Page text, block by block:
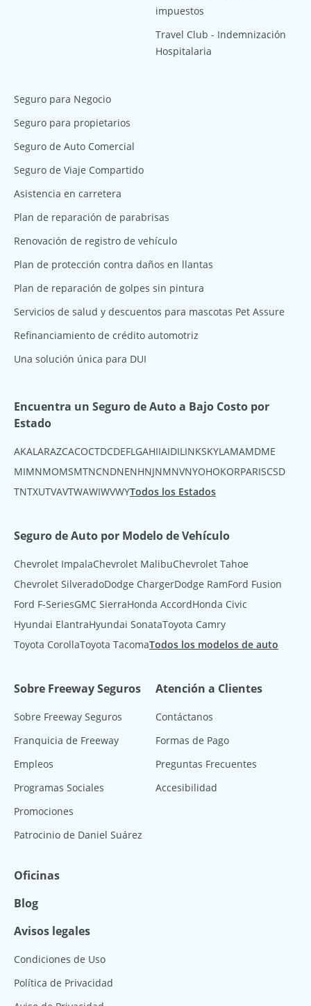
impuestos
Travel Club - Indemnización
Hospitalaria
Seguro para Negocio
Seguro para propietarios
Seguro de Auto Comercial
Seguro de Viaje Compartido
Asistencia en carretera
Plan de reparación de parabrisas
Renovación de registro de vehículo
Plan de protección contra daños en llantas
Plan de reparación de golpes sin pintura
Servicios de salud y descuentos para mascotas Pet Assure
Refinanciamiento de crédito automotriz
Una solución única para DUI
Encuentra un Seguro de Auto a Bajo Costo por
Estado
AKAL ARAZCACOCTDCDEFL GAHIIAIDIL INKSKYLAMAMDME
MIMNMOMSMTNCNDNENHNJNMNVNYOHOKORPARISCSD
TNTXUTVAVTWAWIWVWYTodos los Estados
Seguro de Auto por Modelo de Vehículo
Chevrolet ImpalaChevrolet MalibuChevrolet Tahoe
Chevrolet SilveradoDodge ChargerDodge RamFord Fusion
Ford F-SeriesGMC SierraHonda AccordHonda Civic
Hyundai ElantraHyundai SonataToyota Camry
Toyota CorollaToyota TacomaTodos los modelos de auto
Sobre Freeway Seguros
Sobre Freeway Seguros
Franquicia de Freeway
Empleos
Programas Sociales
Promociones
Patrocinio de Daniel Suárez
Atención a Clientes
Contáctanos
Formas de Pago
Preguntas Frecuentes
Accesibilidad
Oficinas
Blog
Avisos legales
Condiciones de Uso
Política de Privacidad